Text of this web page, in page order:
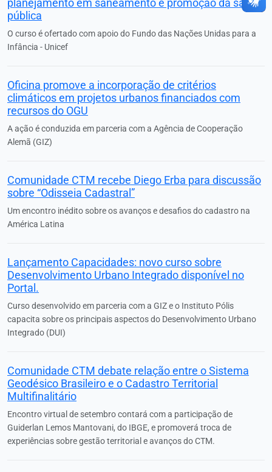
planejamento em saneamento e promoção da saúde
pública
O curso é ofertado com apoio do Fundo das Nações Unidas para a
Infância - Unicef
Oficina promove a incorporação de critérios
climáticos em projetos urbanos financiados com
recursos do OGU
A ação é conduzida em parceria com a Agência de Cooperação
Alemã (GIZ)
Comunidade CTM recebe Diego Erba para discussão
sobre “Odisseia Cadastral”
Um encontro inédito sobre os avanços e desafios do cadastro na
América Latina
Lançamento Capacidades: novo curso sobre
Desenvolvimento Urbano Integrado disponível no
Portal.
Curso desenvolvido em parceria com a GIZ e o Instituto Pólis
capacita sobre os principais aspectos do Desenvolvimento Urbano
Integrado (DUI)
Comunidade CTM debate relação entre o Sistema
Geodésico Brasileiro e o Cadastro Territorial
Multifinalitário
Encontro virtual de setembro contará com a participação de
Guiderlan Lemos Mantovani, do IBGE, e promoverá troca de
experiências sobre gestão territorial e avanços do CTM.